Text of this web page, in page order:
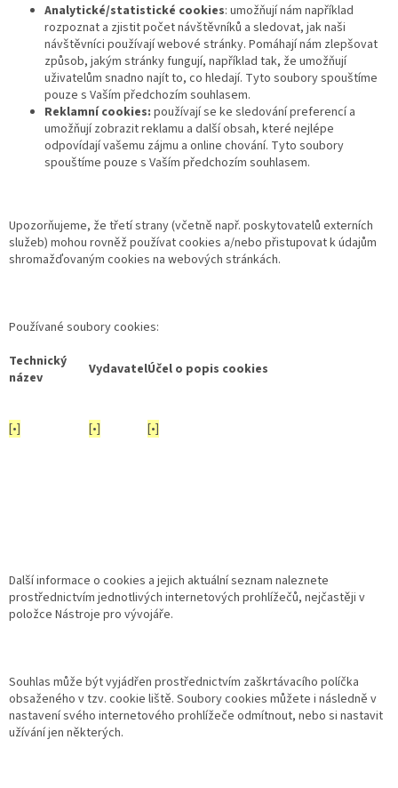
Analytické/statistické cookies: umožňují nám například
rozpoznat a zjistit počet návštěvníků a sledovat, jak naši
návštěvníci používají webové stránky. Pomáhají nám zlepšovat
způsob, jakým stránky fungují, například tak, že umožňují
uživatelům snadno najít to, co hledají. Tyto soubory spouštíme
pouze s Vaším předchozím souhlasem.
Reklamní cookies: používají se ke sledování preferencí a
umožňují zobrazit reklamu a další obsah, které nejlépe
odpovídají vašemu zájmu a online chování. Tyto soubory
spouštíme pouze s Vaším předchozím souhlasem.
Upozorňujeme, že třetí strany (včetně např. poskytovatelů externích
služeb) mohou rovněž používat cookies a/nebo přistupovat k údajům
shromažďovaným cookies na webových stránkách.
Používané soubory cookies:
Technický
název
VydavatelÚčel o popis cookies
[•] [•] [•]
Další informace o cookies a jejich aktuální seznam naleznete
prostřednictvím jednotlivých internetových prohlížečů, nejčastěji v
položce Nástroje pro vývojáře.
Souhlas může být vyjádřen prostřednictvím zaškrtávacího políčka
obsaženého v tzv. cookie liště. Soubory cookies můžete i následně v
nastavení svého internetového prohlížeče odmítnout, nebo si nastavit
užívání jen některých.